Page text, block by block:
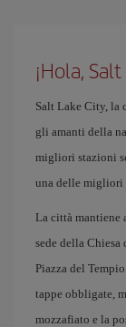
¡Hola,
Salt Lake City, la
gli amanti della
migliori stazioni
una delle migliori
La città mantiene
sede della
Piazza del
tappe obbligate,
mozzafiato e la